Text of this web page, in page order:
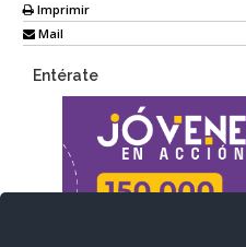
Imprimir
Mail
Entérate